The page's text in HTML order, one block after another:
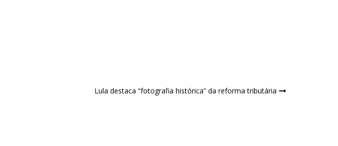
Lula destaca “fotografia histórica” da reforma tributária